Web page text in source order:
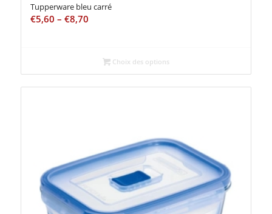
Tupperware bleu carré
€5,60 – €8,70
Choix des options